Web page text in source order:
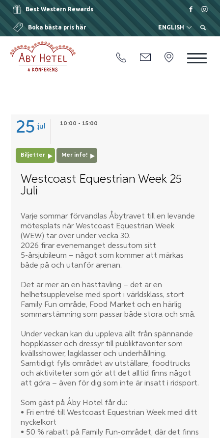
Best Western Rewards
Boka bästa pris här ENGLISH
25 jul 10:00 - 15:00
Biljetter Mer info!
Westcoast Equestrian Week 25
Juli
Varje sommar förvandlas Åbytravet till en levande
mötesplats när Westcoast Equestrian Week
(WEW) tar över under vecka 30.
2026 firar evenemanget dessutom sitt
5-årsjubileum – något som kommer att märkas
både på och utanför arenan.
Det är mer än en hästtävling – det är en
helhetsupplevelse med sport i världsklass, stort
Family Fun område, Food Market och en härlig
sommarstämning som passar både stora och små.
Under veckan kan du uppleva allt från spännande
hoppklasser och dressyr till publikfavoriter som
kvällsshower, lagklasser och underhållning.
Samtidigt fylls området av utställare, foodtrucks
och aktiviteter som gör att det alltid finns något
att göra – även för dig som inte är insatt i ridsport.
Som gäst på Åby Hotel får du:
• Fri entré till Westcoast Equestrian Week med ditt
nyckelkort
• 50 % rabatt på Family Fun-området, där det finns